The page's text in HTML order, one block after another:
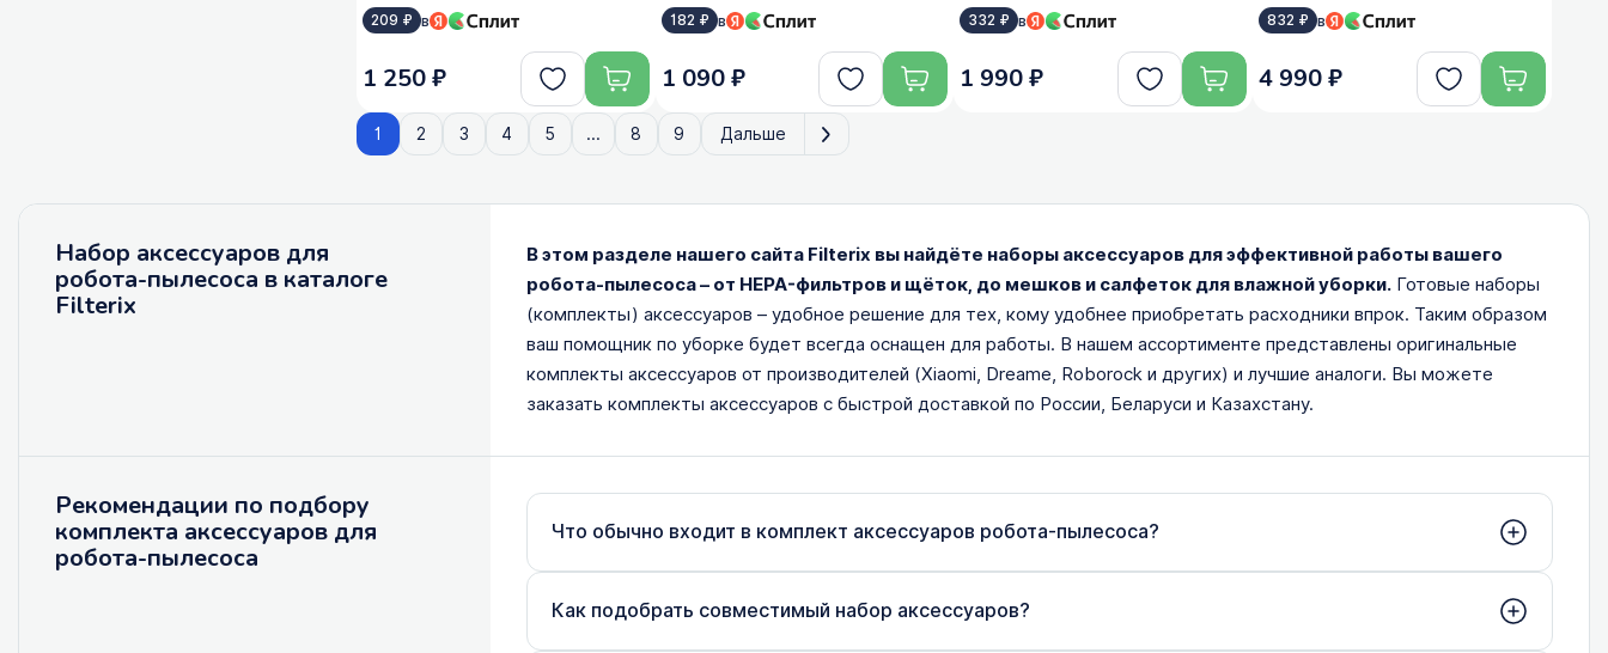
209 ₽ в
1 250 ₽
182 ₽ в
1 090 ₽
332 ₽ в
1 990 ₽
832 ₽ в
4 990 ₽
1 2 3 4 5 ... 8 9 Дальше
Набор аксессуаров для
робота-пылесоса в каталоге
Filterix
В этом разделе нашего сайта Filterix вы найдёте наборы аксессуаров для эффективной работы вашего
робота-пылесоса – от HEPA-фильтров и щёток, до мешков и салфеток для влажной уборки.Готовые наборы
(комплекты) аксессуаров – удобное решение для тех, кому удобнее приобретать расходники впрок. Таким образом
ваш помощник по уборке будет всегда оснащен для работы. В нашем ассортименте представлены оригинальные
комплекты аксессуаров от производителей (Xiaomi, Dreame, Roborock и других) и лучшие аналоги. Вы можете
заказать комплекты аксессуаров с быстрой доставкой по России, Беларуси и Казахстану.
Рекомендации по подбору
комплекта аксессуаров для
робота-пылесоса
Что обычно входит в комплект аксессуаров робота-пылесоса?
Как подобрать совместимый набор аксессуаров?